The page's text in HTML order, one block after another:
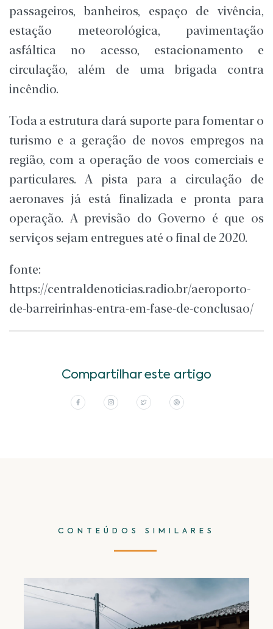
passageiros, banheiros, espaço de vivência,
estação meteorológica, pavimentação
asfáltica no acesso, estacionamento e
circulação, além de uma brigada contra
incêndio.
Toda a estrutura dará suporte para fomentar o
turismo e a geração de novos empregos na
região, com a operação de voos comerciais e
particulares. A pista para a circulação de
aeronaves já está finalizada e pronta para
operação. A previsão do Governo é que os
serviços sejam entregues até o final de 2020.
fonte:
https://centraldenoticias.radio.br/aeroporto-
de-barreirinhas-entra-em-fase-de-conclusao/
Compartilhar este artigo
CONTEÚDOS SIMILARES